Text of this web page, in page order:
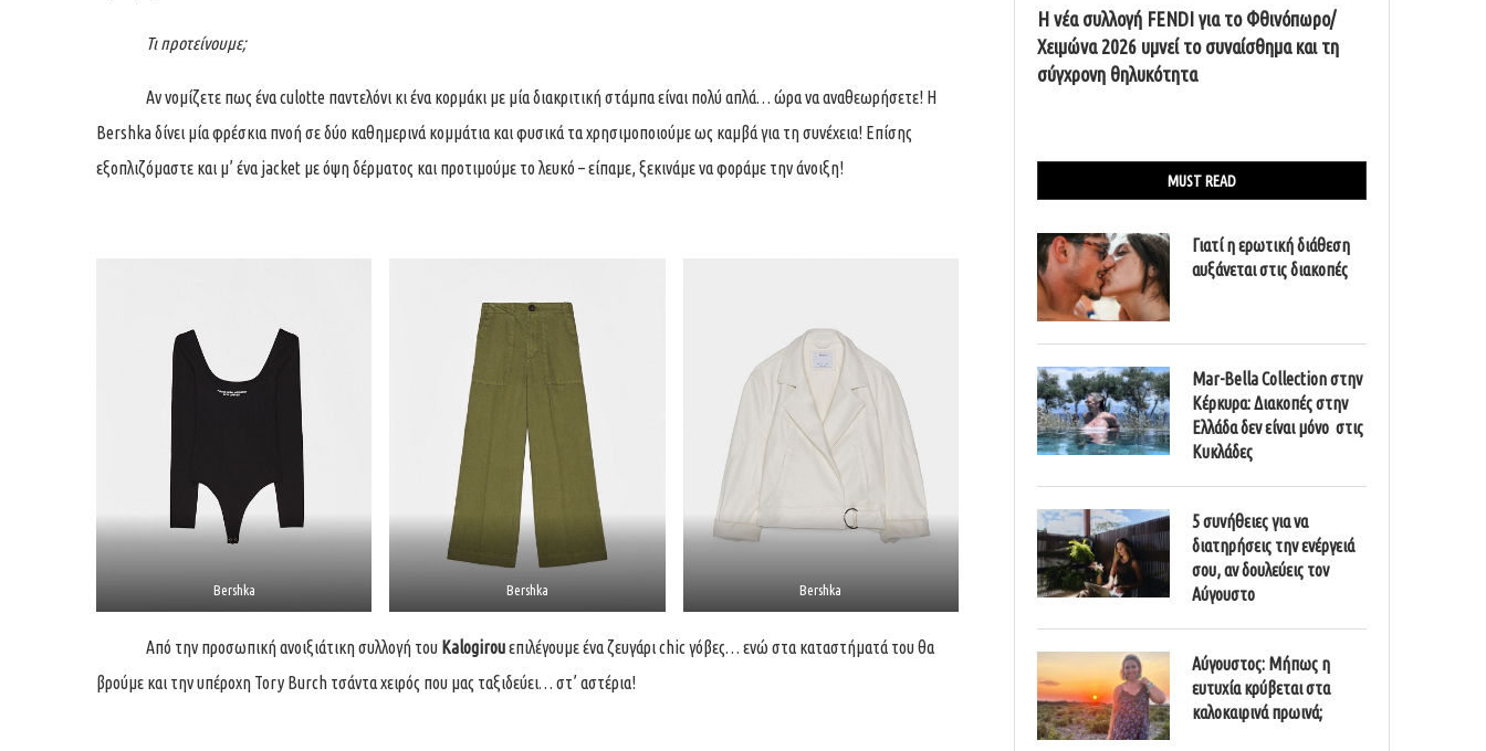
Τι προτείνουμε;
Αν νομίζετε πως ένα culotte παντελόνι κι ένα κορμάκι με μία διακριτική στάμπα είναι πολύ απλά… ώρα να αναθεωρήσετε! Η
Bershkaδίνει μία φρέσκια πνοή σε δύο καθημερινά κομμάτια και φυσικά τα χρησιμοποιούμε ως καμβά για τη συνέχεια! Επίσης
εξοπλιζόμαστε και μ’ ένα jacket με όψη δέρματος και προτιμούμε το λευκό – είπαμε, ξεκινάμε να φοράμε την άνοιξη!
Bershka Bershka Bershka
Από την προσωπική ανοιξιάτικη συλλογή του Kalogirouεπιλέγουμε ένα ζευγάρι chic γόβες… ενώ στα καταστήματά του θα
βρούμε και την υπέροχη Tory Burch τσάντα χειρός που μας ταξιδεύει… στ’ αστέρια!
Η νέα συλλογή FENDI για το Φθινόπωρο/
Χειμώνα 2026 υμνεί το συναίσθημα και τη
σύγχρονη θηλυκότητα
MUST READ
Γιατί η ερωτική διάθεση
αυξάνεται στις διακοπές
Mar-Bella Collection στην
Κέρκυρα: Διακοπές στην
Ελλάδα δεν είναι μόνο στις
Κυκλάδες
5 συνήθειες για να
διατηρήσεις την ενέργειά
σου, αν δουλεύεις τον
Αύγουστο
Αύγουστος: Μήπως η
ευτυχία κρύβεται στα
καλοκαιρινά πρωινά;